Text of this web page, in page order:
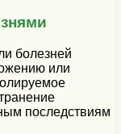
болезней
или
последствиям